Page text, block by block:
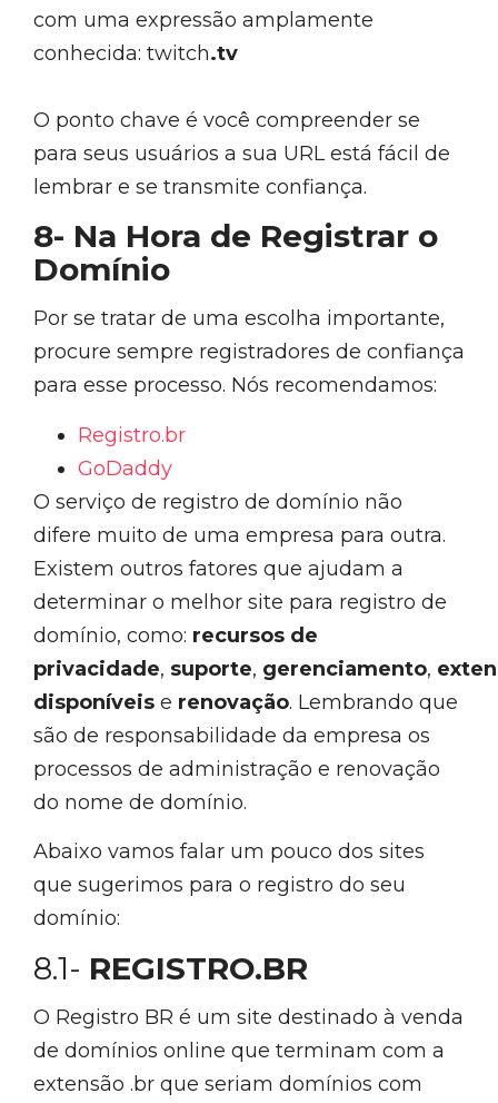
com uma expressão amplamente
conhecida: twitch.tv
O ponto chave é você compreender se
para seus usuários a sua URL está fácil de
lembrar e se transmite confiança.
8- Na Hora de Registrar o
Domínio
Por se tratar de uma escolha importante,
procure sempre registradores de confiança
para esse processo. Nós recomendamos:
Registro.br
GoDaddy
O serviço de registro de domínio não
difere muito de uma empresa para outra.
Existem outros fatores que ajudam a
determinar o melhor site para registro de
domínio, como: recursos de
privacidade, suporte, gerenciamento,
disponíveis e renovação. Lembrando que
são de responsabilidade da empresa os
processos de administração e renovação
do nome de domínio.
Abaixo vamos falar um pouco dos sites
que sugerimos para o registro do seu
domínio:
8.1- REGISTRO.BR
O Registro BR é um site destinado à venda
de domínios online que terminam com a
extensão .br que seriam domínios com